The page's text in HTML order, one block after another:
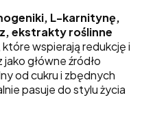
L-karnitynę,
ekstrakty roślinne
, które wspierają redukcję i
główne źródło
od cukru i zbędnych
pasuje do stylu życia